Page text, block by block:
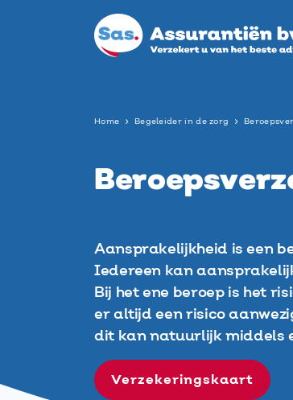
Home Begeleider in de zorg
Aansprakelijkheid is een
Iedereen kan
Bij het ene beroep is het
er altijd een risico
dit kan natuurlijk middels
Verzekeringskaart